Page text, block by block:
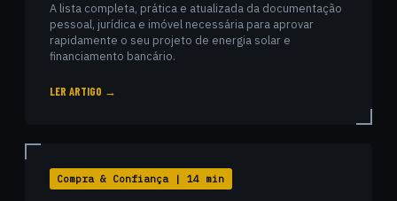
A lista completa, prática e atualizada da documentação
pessoal, jurídica e imóvel necessária para aprovar
rapidamente o seu projeto de energia solar e
financiamento bancário.
LER ARTIGO →
Compra & Confiança | 14 min